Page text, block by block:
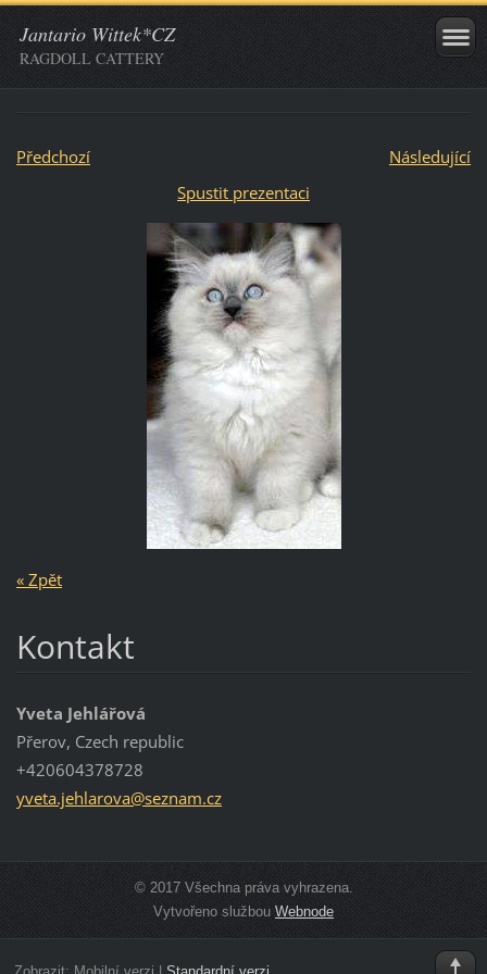
Jantario Wittek*CZ
RAGDOLL CATTERY
Předchozí
Následující
Spustit prezentaci
« Zpět
Kontakt
Yveta Jehlářová
Přerov, Czech republic
+420604378728
yveta.jehlarova@seznam.cz
© 2017 Všechna práva vyhrazena.
Vytvořeno službouWebnode